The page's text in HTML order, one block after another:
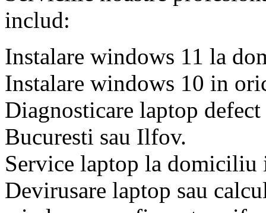
includ:
Instalare windows 11 la
Instalare windows 10 in
Diagnosticare laptop
Bucuresti sau Ilfov.
Service laptop la
Devirusare laptop sau